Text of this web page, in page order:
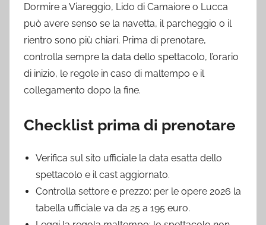
Dormire a Viareggio, Lido di Camaiore o Lucca
può avere senso se la navetta, il parcheggio o il
rientro sono più chiari. Prima di prenotare,
controlla sempre la data dello spettacolo, l’orario
di inizio, le regole in caso di maltempo e il
collegamento dopo la fine.
Checklist prima di prenotare
Verifica sul sito ufficiale la data esatta dello
spettacolo e il cast aggiornato.
Controlla settore e prezzo: per le opere 2026 la
tabella ufficiale va da 25 a 195 euro.